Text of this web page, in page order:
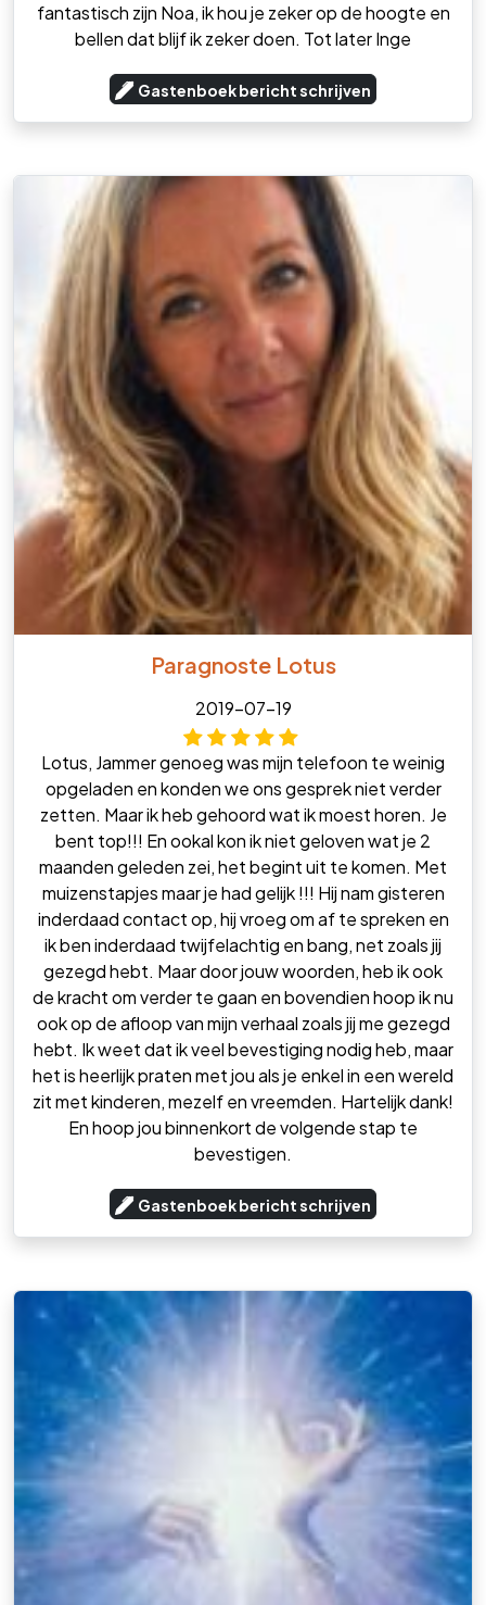
fantastisch zijn Noa, ik hou je zeker op de hoogte en
bellen dat blijf ik zeker doen. Tot later Inge
Gastenboek bericht schrijven
Paragnoste Lotus
2019-07-19
Lotus, Jammer genoeg was mijn telefoon te weinig
opgeladen en konden we ons gesprek niet verder
zetten. Maar ik heb gehoord wat ik moest horen. Je
bent top!!! En ookal kon ik niet geloven wat je 2
maanden geleden zei, het begint uit te komen. Met
muizenstapjes maar je had gelijk !!! Hij nam gisteren
inderdaad contact op, hij vroeg om af te spreken en
ik ben inderdaad twijfelachtig en bang, net zoals jij
gezegd hebt. Maar door jouw woorden, heb ik ook
de kracht om verder te gaan en bovendien hoop ik nu
ook op de afloop van mijn verhaal zoals jij me gezegd
hebt. Ik weet dat ik veel bevestiging nodig heb, maar
het is heerlijk praten met jou als je enkel in een wereld
zit met kinderen, mezelf en vreemden. Hartelijk dank!
En hoop jou binnenkort de volgende stap te
bevestigen.
Gastenboek bericht schrijven